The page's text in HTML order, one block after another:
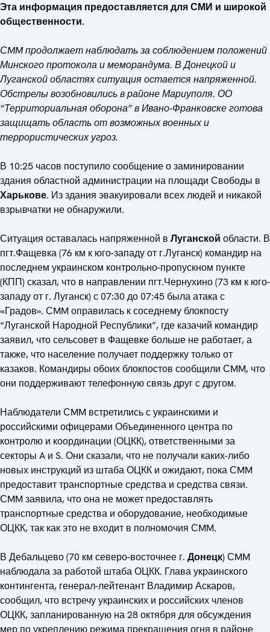
Эта информация предоставляется для СМИ и широкой
общественности.
СMM продолжает наблюдать за соблюдением положений
Минского протокола и меморандума. В Донецкой и
Луганской областях ситуация остается напряженной.
Обстрелы возобновились в районе Мариуполя. ОО
“Территориальная оборона” в Ивано-Франковске готова
защищать область от возможных военных и
террористических угроз.
В 10:25 часов поступило сообщение о заминировании
здания областной администрации на площади Свободы в
Харькове. Из здания эвакуировали всех людей и никакой
взрывчатки не обнаружили.
Ситуация оставалась напряженной в Луганской области. В
пгт.Фащевка (76 км к юго-западу от г.Луганск) командир на
последнем украинском контрольно-пропускном пункте
(КПП) сказал, что в направлении пгт.Чернухино (73 км к юго-
западу от г. Луганск) с 07:30 до 07:45 была атака с
«Градов». СMM оправилась к соседнему блокпосту
“Луганской Народной Республики”, где казачий командир
заявил, что сельсовет в Фащевке больше не работает, а
также, что население получает поддержку только от
казаков. Командиры обоих блокпостов сообщили СMM, что
они поддерживают телефонную связь друг с другом.
Наблюдатели СMM встретились с украинскими и
российскими офицерами Объединенного центра по
контролю и координации (ОЦКК), ответственными за
секторы A и S. Они сказали, что не получали каких-либо
новых инструкций из штаба ОЦКК и ожидают, пока СMM
предоставит транспортные средства и средства связи.
СMM заявила, что она не может предоставлять
транспортные средства и оборудование, необходимые
ОЦКК, так как это не входит в полномочия СMM.
В Дебальцево (70 км северо-восточнее г. Донецк) СMM
наблюдала за работой штаба ОЦКК. Глава украинского
контингента, генерал-лейтенант Владимир Аскаров,
сообщил, что встречу украинских и российских членов
ОЦКК, запланированную на 28 октября для обсуждения